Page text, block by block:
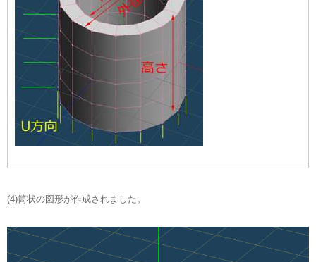
(4)筒状の図形が作成されました。